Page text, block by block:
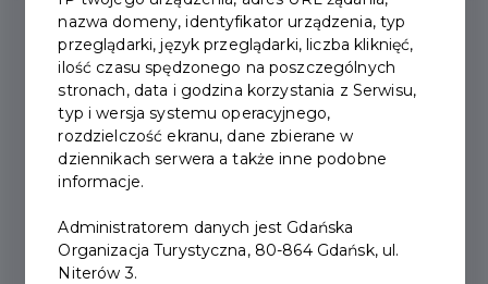
2026-02-05
WYPADEK, POWAŻNA
KONTUZJA – WYPOŻYCZ
REHABILITACJI
nazwa domeny, identyfikator urządzenia, typ
przeglądarki, język przeglądarki, liczba kliknięć,
ilość czasu spędzonego na poszczególnych
stronach, data i godzina korzystania z Serwisu,
typ i wersja systemu operacyjnego,
rozdzielczość ekranu, dane zbierane w
dziennikach serwera a także inne podobne
informacje.
Administratorem danych jest Gdańska
Organizacja Turystyczna, 80-864 Gdańsk, ul.
Niterów 3.